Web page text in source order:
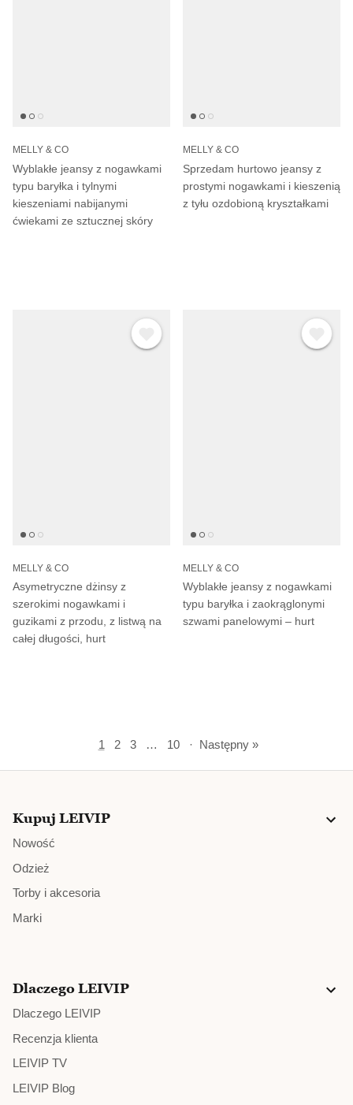
MELLY & CO
Wyblakłe jeansy z nogawkami
typu baryłka i tylnymi
kieszeniami nabijanymi
ćwiekami ze sztucznej skóry
MELLY & CO
Sprzedam hurtowo jeansy z
prostymi nogawkami i kieszenią
z tyłu ozdobioną kryształkami
MELLY & CO
Asymetryczne dżinsy z
szerokimi nogawkami i
guzikami z przodu, z listwą na
całej długości, hurt
MELLY & CO
Wyblakłe jeansy z nogawkami
typu baryłka i zaokrąglonymi
szwami panelowymi – hurt
1 2 3 … 10 · Następny »
Kupuj LEIVIP
Nowość
Odzież
Torby i akcesoria
Marki
Dlaczego LEIVIP
Dlaczego LEIVIP
Recenzja klienta
LEIVIP TV
LEIVIP Blog